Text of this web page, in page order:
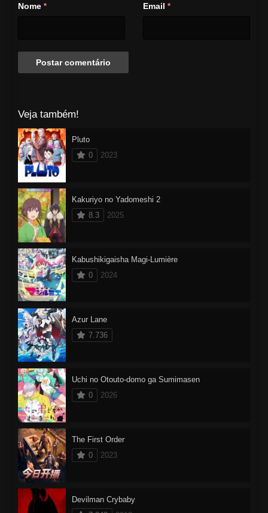
Nome * Email *
Veja também!
Pluto
0
2023
Kakuriyo no Yadomeshi 2
8.3
2025
Kabushikigaisha Magi-Lumière
0
2024
Azur Lane
7.736
Uchi no Otouto-domo ga Sumimasen
0
2026
The First Order
0
2023
Devilman Crybaby